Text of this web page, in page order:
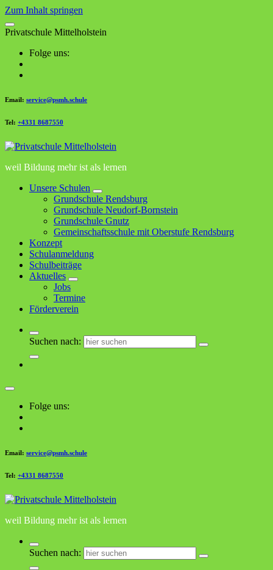
Zum Inhalt springen
Privatschule Mittelholstein
Folge uns:
Email: service@psmh.schule
Tel: +4331 8687550
weil Bildung mehr ist als lernen
Unsere Schulen
Grundschule Rendsburg
Grundschule Neudorf-Bornstein
Grundschule Gnutz
Gemeinschaftsschule mit Oberstufe Rendsburg
Konzept
Schulanmeldung
Schulbeiträge
Aktuelles
Jobs
Termine
Förderverein
Suchen nach:
Folge uns:
Email: service@psmh.schule
Tel: +4331 8687550
weil Bildung mehr ist als lernen
Suchen nach: